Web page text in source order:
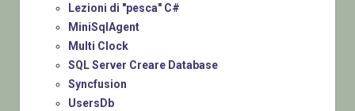
Lezioni di "pesca" C#
MiniSqlAgent
Multi Clock
SQL Server Creare Database
Syncfusion
UsersDb